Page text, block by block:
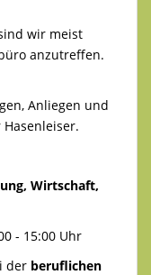
wir meist
anzutreffen.
Anliegen und
Wirtschaft,
- 15:00 Uhr
der beruflichen